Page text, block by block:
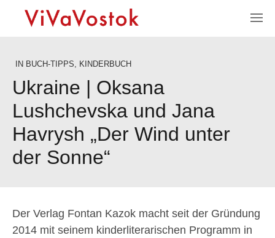
IN BUCH-TIPPS, KINDERBUCH
Ukraine | Oksana
Lushchevska und Jana
Havrysh „Der Wind unter
der Sonne“
Der Verlag Fontan Kazok macht seit der Gründung
2014 mit seinem kinderliterarischen Programm in